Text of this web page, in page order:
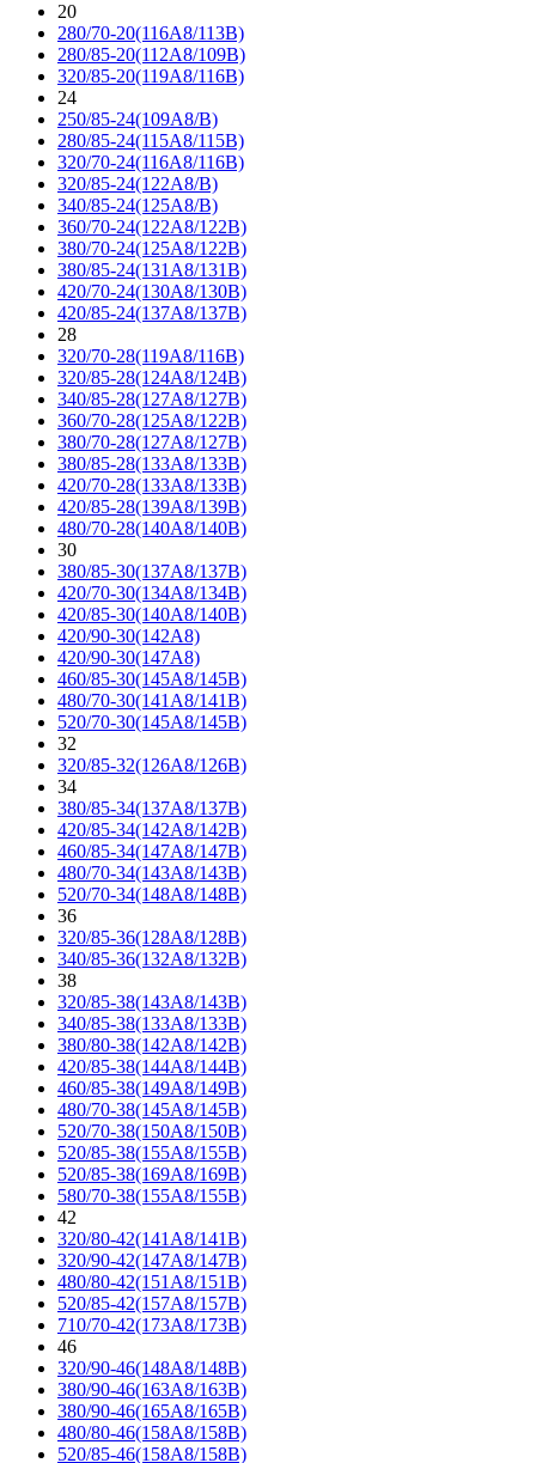
20
280/70-20(116A8/113B)
280/85-20(112A8/109B)
320/85-20(119A8/116B)
24
250/85-24(109A8/B)
280/85-24(115A8/115B)
320/70-24(116A8/116B)
320/85-24(122A8/B)
340/85-24(125A8/B)
360/70-24(122A8/122B)
380/70-24(125A8/122B)
380/85-24(131A8/131B)
420/70-24(130A8/130B)
420/85-24(137A8/137B)
28
320/70-28(119A8/116B)
320/85-28(124A8/124B)
340/85-28(127A8/127B)
360/70-28(125A8/122B)
380/70-28(127A8/127B)
380/85-28(133A8/133B)
420/70-28(133A8/133B)
420/85-28(139A8/139B)
480/70-28(140A8/140B)
30
380/85-30(137A8/137B)
420/70-30(134A8/134B)
420/85-30(140A8/140B)
420/90-30(142A8)
420/90-30(147A8)
460/85-30(145A8/145B)
480/70-30(141A8/141B)
520/70-30(145A8/145B)
32
320/85-32(126A8/126B)
34
380/85-34(137A8/137B)
420/85-34(142A8/142B)
460/85-34(147A8/147B)
480/70-34(143A8/143B)
520/70-34(148A8/148B)
36
320/85-36(128A8/128B)
340/85-36(132A8/132B)
38
320/85-38(143A8/143B)
340/85-38(133A8/133B)
380/80-38(142A8/142B)
420/85-38(144A8/144B)
460/85-38(149A8/149B)
480/70-38(145A8/145B)
520/70-38(150A8/150B)
520/85-38(155A8/155B)
520/85-38(169A8/169B)
580/70-38(155A8/155B)
42
320/80-42(141A8/141B)
320/90-42(147A8/147B)
480/80-42(151A8/151B)
520/85-42(157A8/157B)
710/70-42(173A8/173B)
46
320/90-46(148A8/148B)
380/90-46(163A8/163B)
380/90-46(165A8/165B)
480/80-46(158A8/158B)
520/85-46(158A8/158B)